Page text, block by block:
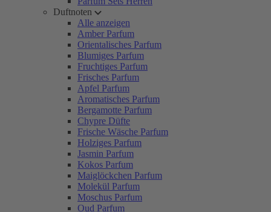
Duftnoten
Alle anzeigen
Amber Parfum
Orientalisches Parfum
Blumiges Parfum
Fruchtiges Parfum
Frisches Parfum
Apfel Parfum
Aromatisches Parfum
Bergamotte Parfum
Chypre Düfte
Frische Wäsche Parfum
Holziges Parfum
Jasmin Parfum
Kokos Parfum
Maiglöckchen Parfum
Molekül Parfum
Moschus Parfum
Oud Parfum